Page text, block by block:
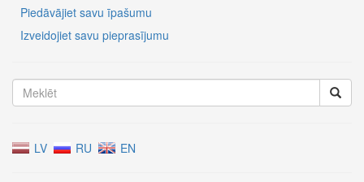
Piedāvājiet savu īpašumu
Izveidojiet savu pieprasījumu
LV RU EN